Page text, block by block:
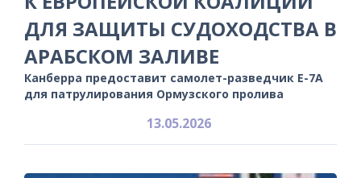
ДЛЯ ЗАЩИТЫ СУДОХОДСТВА В
АРАБСКОМ ЗАЛИВЕ
Канберра предоставит самолет-разведчик E-7A
для патрулирования Ормузского пролива
13.05.2026